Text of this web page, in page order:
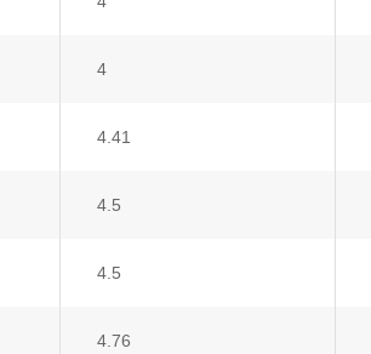
4
4.41
4.5
4.5
4.76